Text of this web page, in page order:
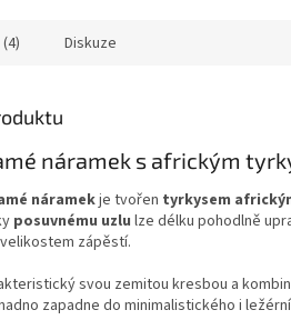
Diskuze
náramek s africkým
náramekje tvořen tyrkysem
posuvnému uzlu lze délku pohodlně
zápěstí.
svou zemitou kresbou a
zapadne do minimalistického i